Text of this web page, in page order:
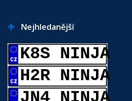
Nejhledanější
K8S NINJA
H2R NINJA